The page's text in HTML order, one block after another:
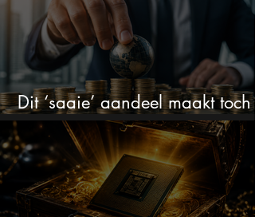
Dit ‘saaie’ aandeel maakt toch
bizar veel winst